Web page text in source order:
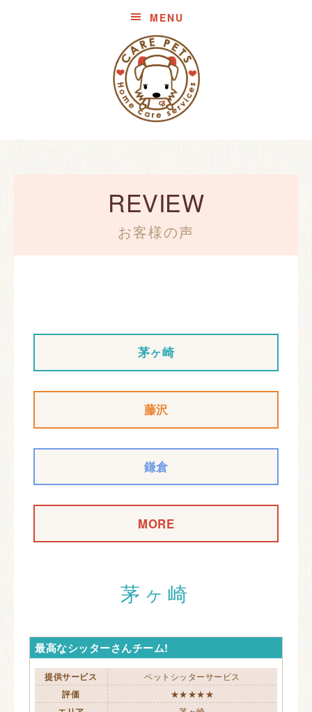
MENU
REVIEW
お客様の声
茅ヶ崎
藤沢
鎌倉
MORE
茅ヶ崎
最高なシッターさんチーム!
提供サービス ペットシッターサービス
評価 ★★★★★